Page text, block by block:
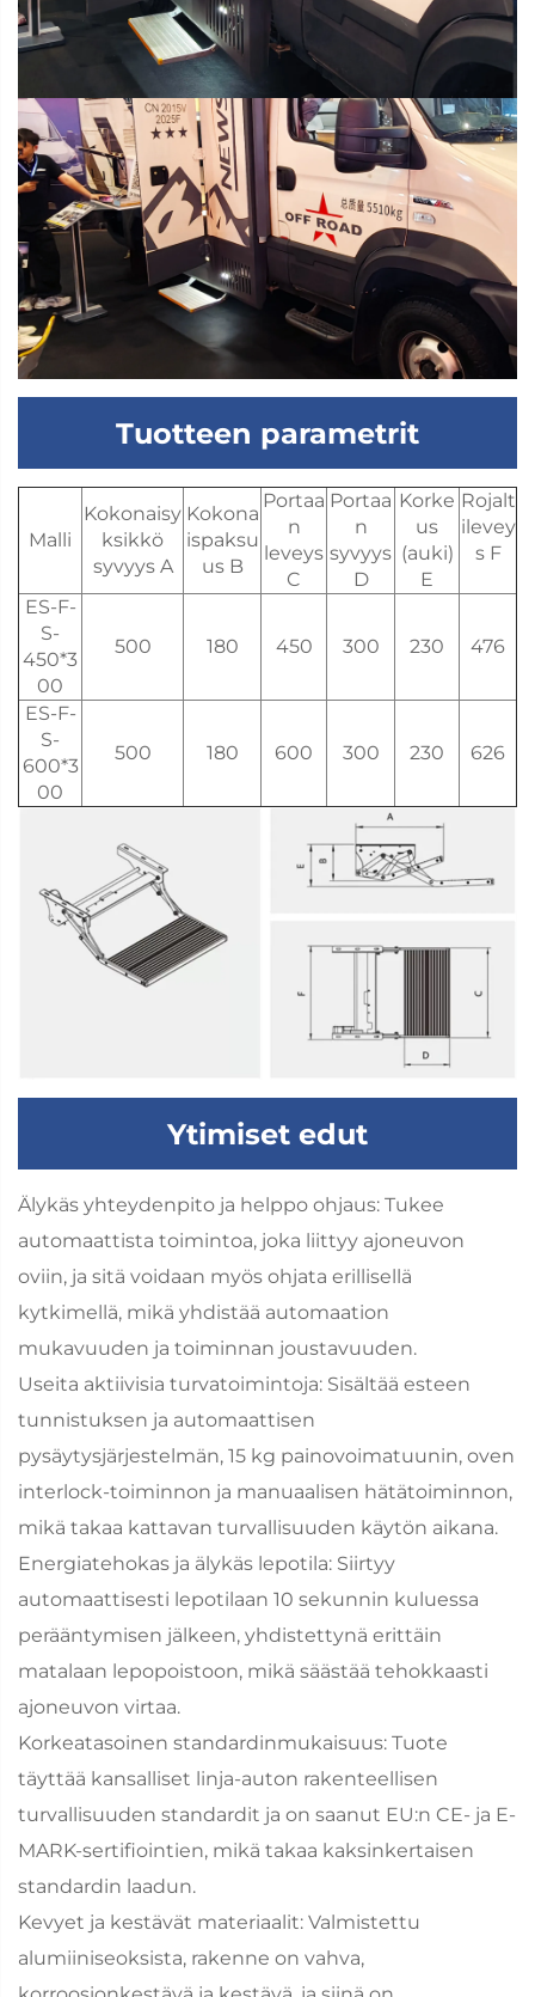
Tuotteen parametrit
Malli
Kokonaisy
ksikkö
syvyys A
Kokona
ispaksu
us B
Portaa
n
leveys
C
Portaa
n
syvyys
D
Korke
us
(auki)
E
Rojalt
ilevey
s F
ES-F-
S-
450*3
00
500 180 450 300 230 476
ES-F-
S-
600*3
00
500 180 600 300 230 626
Ytimiset edut
Älykäs yhteydenpito ja helppo ohjaus: Tukee
automaattista toimintoa, joka liittyy ajoneuvon
oviin, ja sitä voidaan myös ohjata erillisellä
kytkimellä, mikä yhdistää automaation
mukavuuden ja toiminnan joustavuuden.
Useita aktiivisia turvatoimintoja: Sisältää esteen
tunnistuksen ja automaattisen
pysäytysjärjestelmän, 15 kg painovoimatuunin, oven
interlock-toiminnon ja manuaalisen hätätoiminnon,
mikä takaa kattavan turvallisuuden käytön aikana.
Energiatehokas ja älykäs lepotila: Siirtyy
automaattisesti lepotilaan 10 sekunnin kuluessa
perääntymisen jälkeen, yhdistettynä erittäin
matalaan lepopoistoon, mikä säästää tehokkaasti
ajoneuvon virtaa.
Korkeatasoinen standardinmukaisuus: Tuote
täyttää kansalliset linja-auton rakenteellisen
turvallisuuden standardit ja on saanut EU:n CE- ja E-
MARK-sertifiointien, mikä takaa kaksinkertaisen
standardin laadun.
Kevyet ja kestävät materiaalit: Valmistettu
alumiiniseoksista, rakenne on vahva,